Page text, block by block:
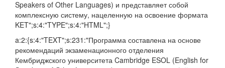
Speakers of Other Languages) и представляет собой
комплексную систему, нацеленную на освоение формата
KET";s:4:"TYPE";s:4:"HTML";}
a:2:{s:4:"TEXT";s:231:"Программа составлена на основе
рекомендаций экзаменационного отделения
Кембриджского университета Cambridge ESOL (English for